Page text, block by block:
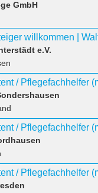
GmbH
e.V.